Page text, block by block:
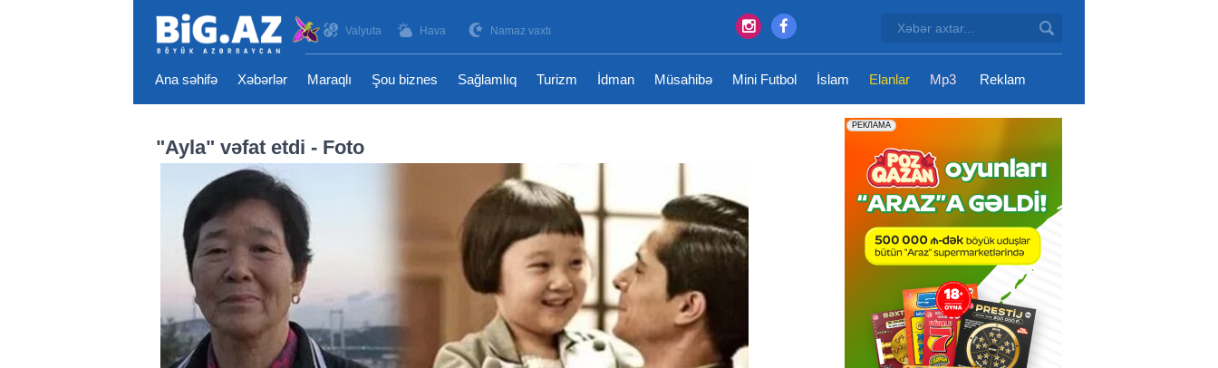
Valyuta Hava Namaz vaxtı
Ana səhifə Xəbərlər Maraqlı Şou biznes Sağlamlıq Turizm İdman Müsahibə Mini Futbol İslam Elanlar Mp3 Reklam
"Ayla" vəfat etdi - Foto